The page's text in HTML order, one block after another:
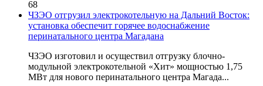
68
ЧЗЭО отгрузил электрокотельную на Дальний Восток:
установка обеспечит горячее водоснабжение
перинатального центра Магадана
ЧЗЭО изготовил и осуществил отгрузку блочно-
модульной электрокотельной «Хит» мощностью 1,75
МВт для нового перинатального центра Магада...